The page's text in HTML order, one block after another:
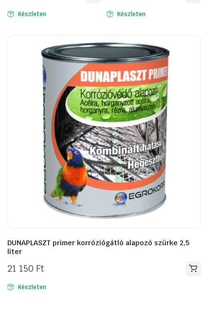
Készleten Készleten
DUNAPLASZT primer korróziógátló alapozó szürke 2,5
liter
21 150 Ft
Készleten